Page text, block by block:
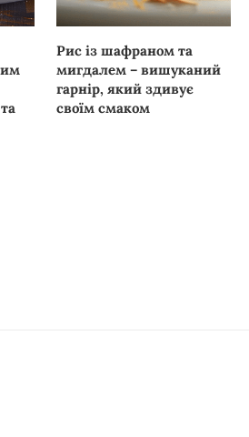
Рис із шафраном та
мигдалем – вишуканий
гарнір, який здивує
своїм смаком